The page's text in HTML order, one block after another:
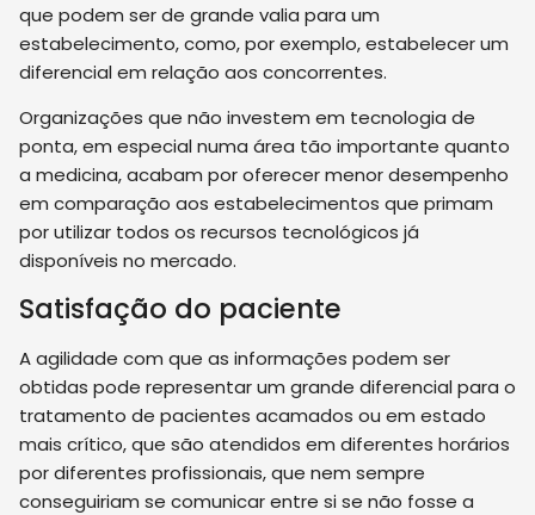
que podem ser de grande valia para um
estabelecimento, como, por exemplo, estabelecer um
diferencial em relação aos concorrentes.
Organizações que não investem em tecnologia de
ponta, em especial numa área tão importante quanto
a medicina, acabam por oferecer menor desempenho
em comparação aos estabelecimentos que primam
por utilizar todos os recursos tecnológicos já
disponíveis no mercado.
Satisfação do paciente
A agilidade com que as informações podem ser
obtidas pode representar um grande diferencial para o
tratamento de pacientes acamados ou em estado
mais crítico, que são atendidos em diferentes horários
por diferentes profissionais, que nem sempre
conseguiriam se comunicar entre si se não fosse a